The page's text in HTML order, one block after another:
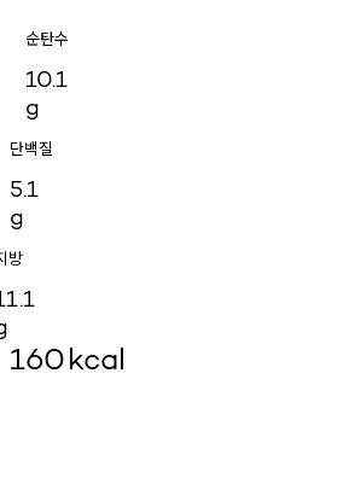
순탄수
10.1
g
단백질
5.1
g
방
160kcal